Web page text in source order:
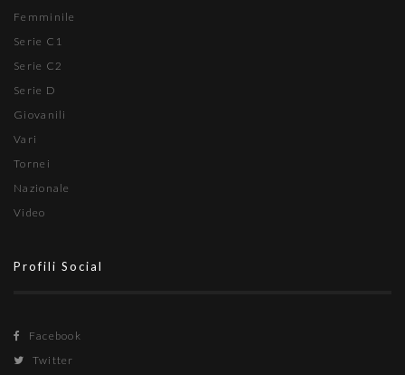
Femminile
Serie C1
Serie C2
Serie D
Giovanili
Vari
Tornei
Nazionale
Video
Profili Social
Facebook
Twitter